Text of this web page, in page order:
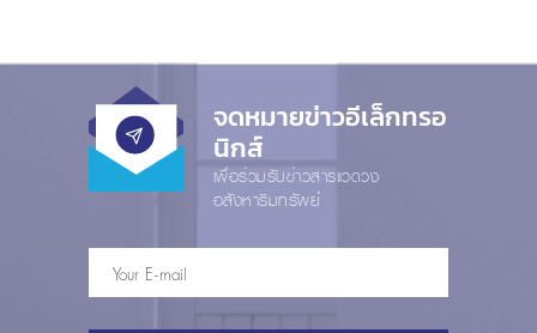
จดหมายข่าวอีเล็กทรอ
นิกส์
เพื่อร่วมรับข่าวสารแวดวง
อสังหาริมทรัพย์